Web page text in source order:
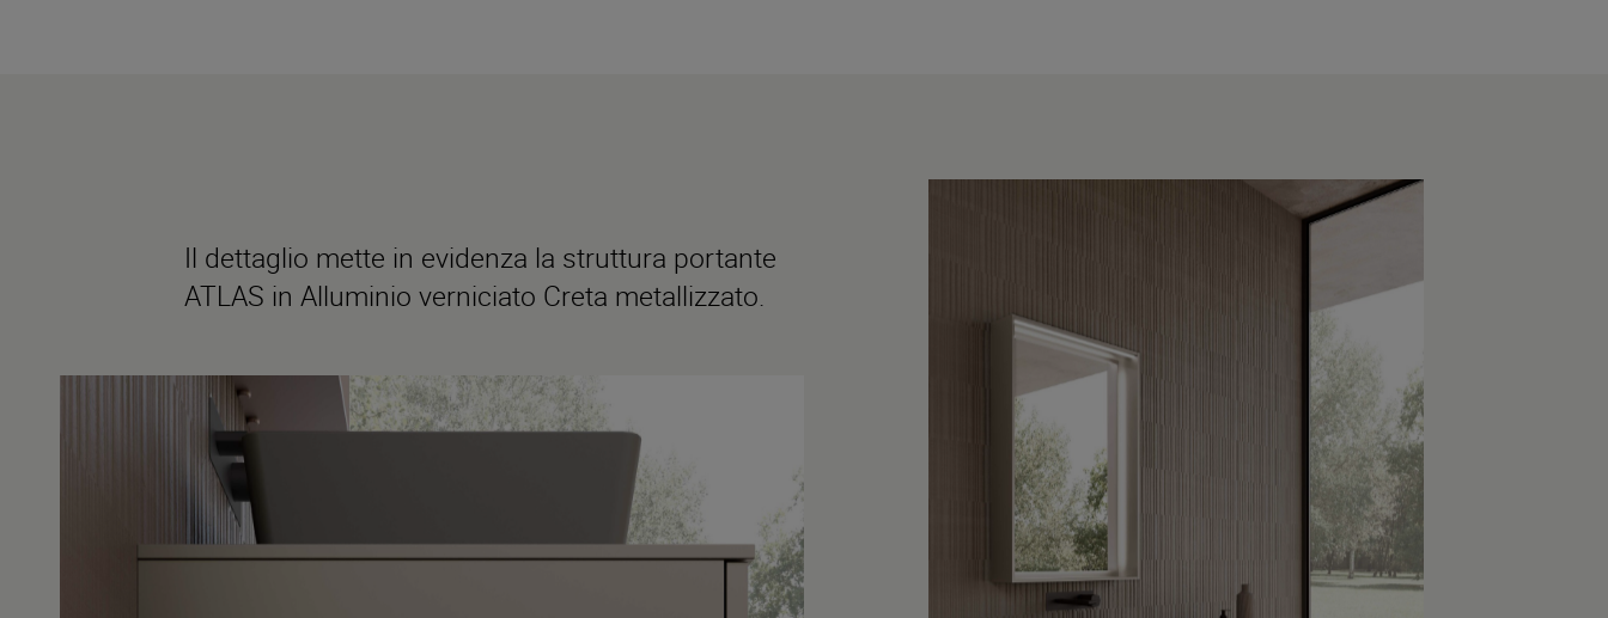
Il dettaglio mette in evidenza la struttura portante
ATLAS in Alluminio verniciato Creta metallizzato.